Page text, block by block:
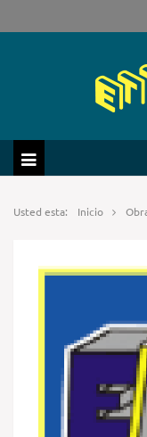
Usted esta: Inicio